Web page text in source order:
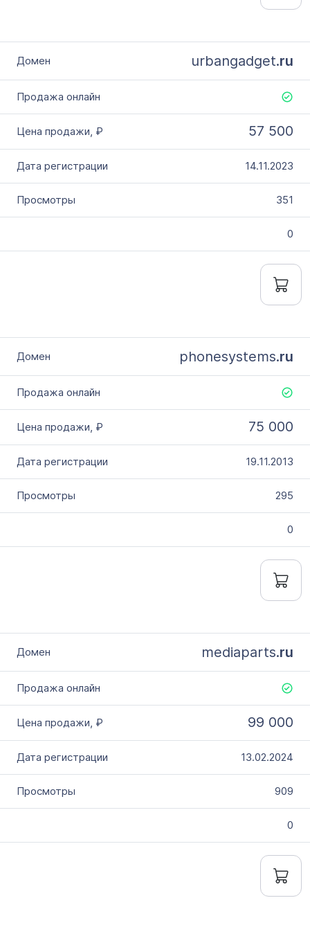
urbangadget.ru
57 500
14.11.2023
351
0
phonesystems.ru
75 000
19.11.2013
295
0
mediaparts.ru
99 000
13.02.2024
909
0